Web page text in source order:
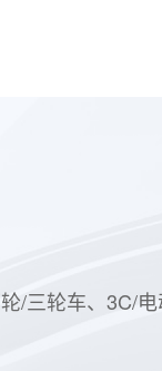
/三轮车、3C/